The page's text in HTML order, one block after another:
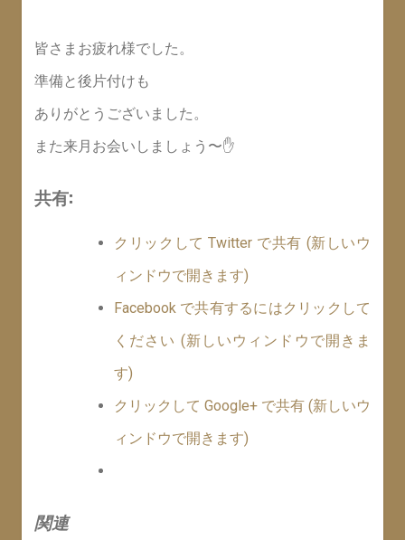
皆さまお疲れ様でした。
準備と後片付けも
ありがとうございました。
また来月お会いしましょう〜✋
共有:
クリックして Twitter で共有 (新しいウ
ィンドウで開きます)
Facebook で共有するにはクリックして
ください (新しいウィンドウで開きま
す)
クリックして Google+ で共有 (新しいウ
ィンドウで開きます)
関連